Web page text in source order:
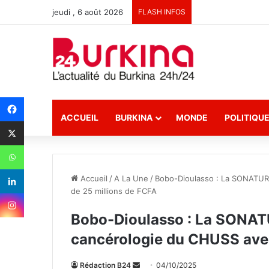
jeudi , 6 août 2026 FLASH INFOS
ACCUEIL BURKINA MONDE POLITIQUE
Accueil / A La Une / Bobo-Dioulasso : La
de 25 millions de FCFA
Bobo-Dioulasso : La
cancérologie du CHUSS
Rédaction B24 04/10/2025